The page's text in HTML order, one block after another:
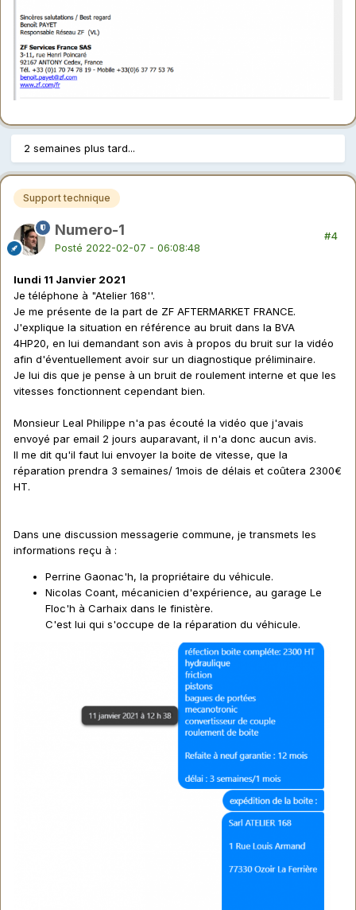
2 semaines plus tard...
Support technique
Numero-1
Posté 2022-02-07 - 06:08:48
#4
lundi 11 Janvier 2021
Je téléphone à "Atelier 168''.
Je me présente de la part de ZF AFTERMARKET FRANCE.
J'explique la situation en référence au bruit dans la BVA
4HP20, en lui demandant son avis à propos du bruit sur la vidéo
afin d'éventuellement avoir sur un diagnostique préliminaire.
Je lui dis que je pense à un bruit de roulement interne et que les
vitesses fonctionnent cependant bien.
Monsieur Leal Philippe n'a pas écouté la vidéo que j'avais
envoyé par email 2 jours auparavant, il n'a donc aucun avis.
Il me dit qu'il faut lui envoyer la boite de vitesse, que la
réparation prendra 3 semaines/ 1mois de délais et coûtera 2300€
HT.
Dans une discussion messagerie commune, je transmets les
informations reçu à :
Perrine Gaonac'h, la propriétaire du véhicule.
Nicolas Coant, mécanicien d'expérience, au garage Le
Floc'h à Carhaix dans le finistère.
C'est lui qui s'occupe de la réparation du véhicule.